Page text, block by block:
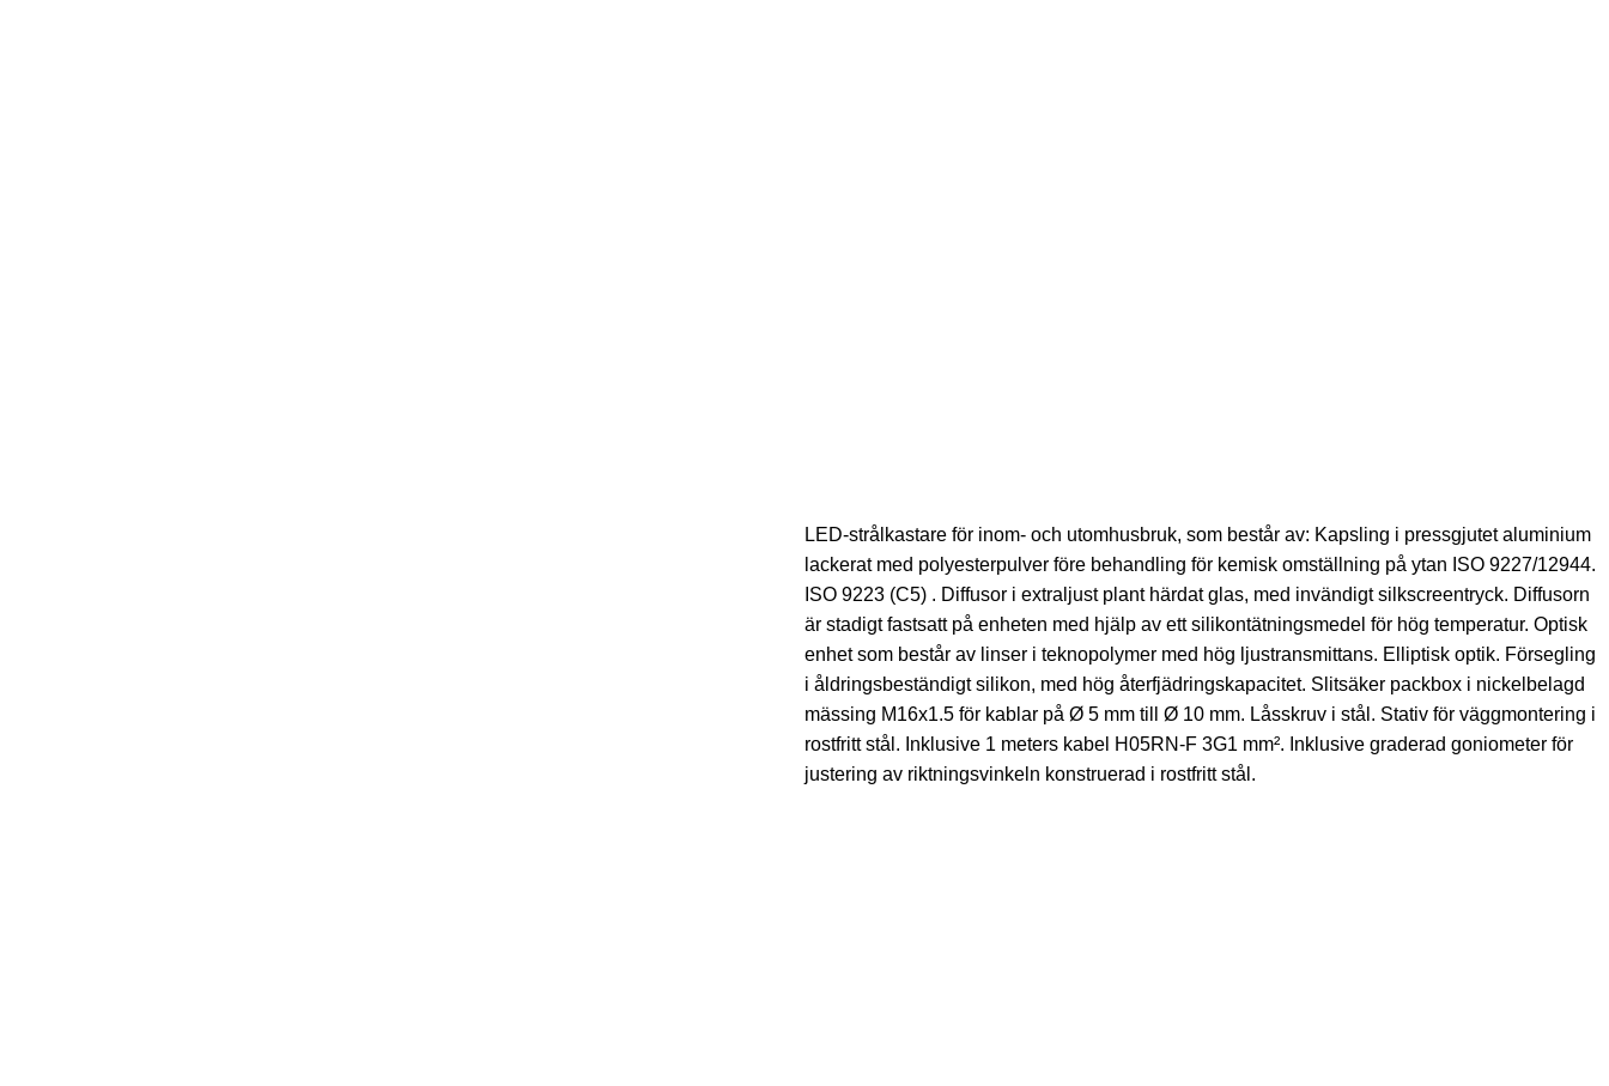
LED-strålkastare för inom- och utomhusbruk, som består av: Kapsling i pressgjutet aluminium
lackerat med polyesterpulver före behandling för kemisk omställning på ytan ISO 9227/12944.
ISO 9223 (C5) . Diffusor i extraljust plant härdat glas, med invändigt silkscreentryck. Diffusorn
är stadigt fastsatt på enheten med hjälp av ett silikontätningsmedel för hög temperatur. Optisk
enhet som består av linser i teknopolymer med hög ljustransmittans. Elliptisk optik. Försegling
i åldringsbeständigt silikon, med hög återfjädringskapacitet. Slitsäker packbox i nickelbelagd
mässing M16x1.5 för kablar på Ø 5 mm till Ø 10 mm. Låsskruv i stål. Stativ för väggmontering i
rostfritt stål. Inklusive 1 meters kabel H05RN-F 3G1 mm². Inklusive graderad goniometer för
justering av riktningsvinkeln konstruerad i rostfritt stål.